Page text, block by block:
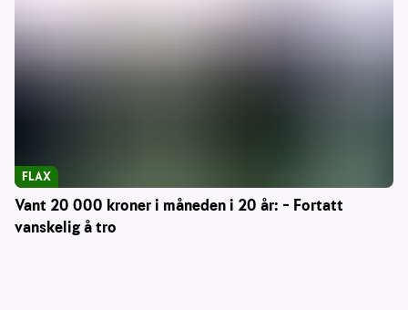
Vant 20 000 kroner i måneden i 20 år: – Fortatt
vanskelig å tro
FLAX